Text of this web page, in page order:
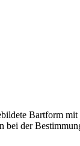
Bartform
bei der